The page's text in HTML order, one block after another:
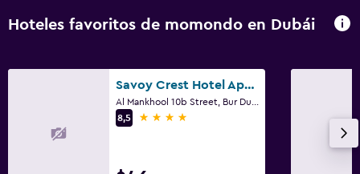
Hoteles favoritos de momondo en Dubái
Savoy Crest Hotel Apartments
8,5
4 estrellas